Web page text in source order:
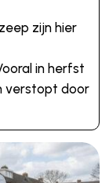
zijn hier
in herfst
verstopt door